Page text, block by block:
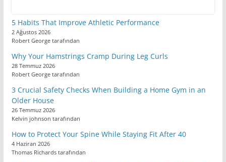
5 Habits That Improve Athletic Performance
2 Ağustos 2026
Robert George tarafından
Why Your Hamstrings Cramp During Leg Curls
28 Temmuz 2026
Robert George tarafından
3 Crucial Safety Checks When Building a Home Gym in an
Older House
26 Temmuz 2026
Kelvin johnson tarafından
How to Protect Your Spine While Staying Fit After 40
4 Haziran 2026
Thomas Richards tarafından